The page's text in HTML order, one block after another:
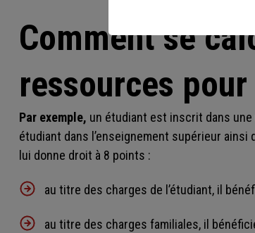
Comment se
ressources
Par exemple, un étudiant est inscrit dans
étudiant dans l’enseignement supérieur
lui donne droit à 8 points :
au titre des charges de l’étudiant, il
au titre des charges familiales, il